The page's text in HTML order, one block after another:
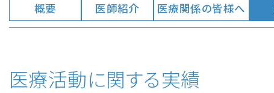
概要 医師紹介 医療関係の皆様へ
医療活動に関する実績